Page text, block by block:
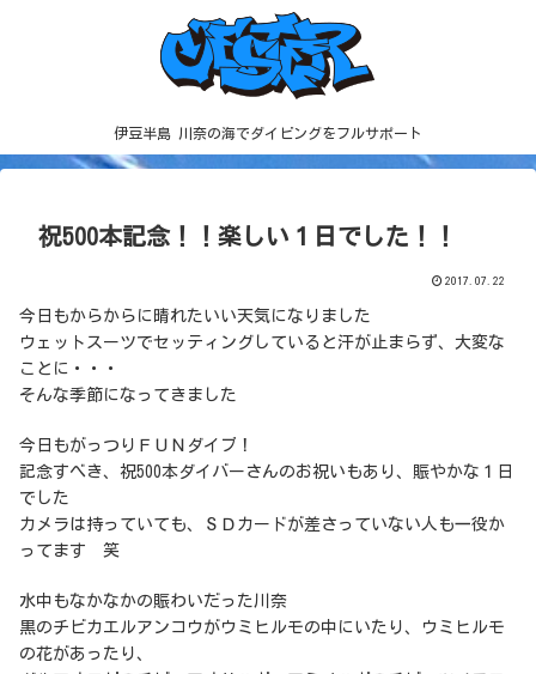
伊豆半島 川奈の海でダイビングをフルサポート
祝500本記念！！楽しい１日でした！！
2017.07.22
今日もからからに晴れたいい天気になりました
ウェットスーツでセッティングしていると汗が止まらず、大変な
ことに・・・
そんな季節になってきました
今日もがっつりＦＵＮダイブ！
記念すべき、祝500本ダイバーさんのお祝いもあり、賑やかな１日
でした
カメラは持っていても、ＳＤカードが差さっていない人も一役か
ってます 笑
水中もなかなかの賑わいだった川奈
黒のチビカエルアンコウがウミヒルモの中にいたり、ウミヒルモ
の花があったり、